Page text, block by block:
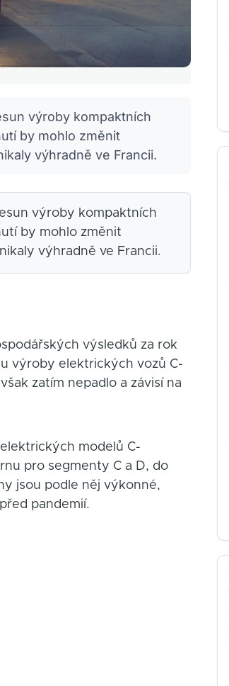
výroby kompaktních
by mohlo změnit
výhradně ve Francii.
výroby kompaktních
by mohlo změnit
výhradně ve Francii.
výsledků za rok
výroby elektrických vozů C-
zatím nepadlo a závisí na
modelů C-
pro segmenty C a D, do
jsou podle něj výkonné,
pandemií.